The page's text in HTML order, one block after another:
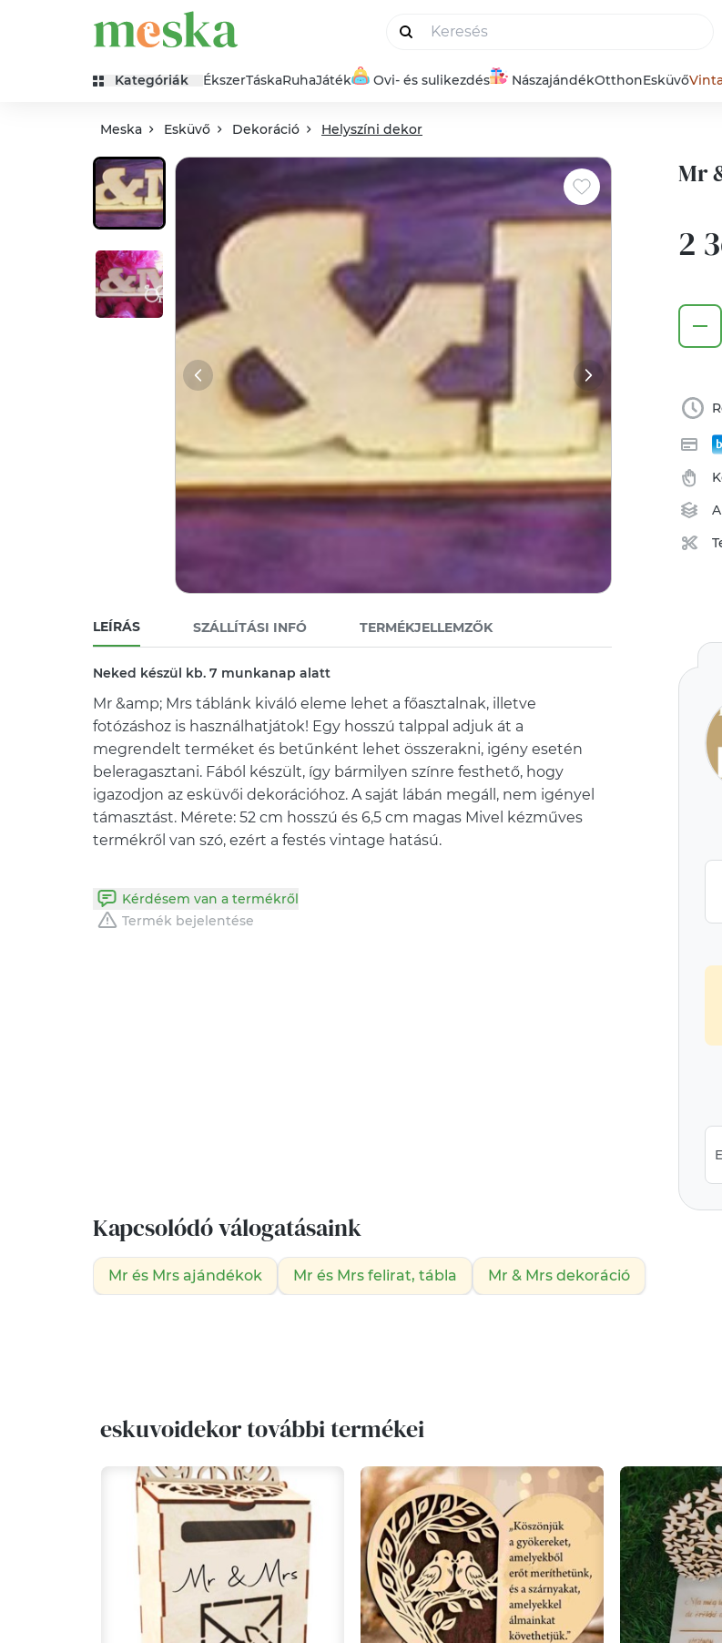
Kategóriák ÉkszerTáskaRuhaJáték Ovi- és sulikezdés NászajándékOtthonEsküvő
Meska Esküvő Dekoráció Helyszíni dekor
LEÍRÁS SZÁLLÍTÁSI INFÓ TERMÉKJELLEMZŐK
Neked készül kb. 7 munkanap alatt
Mr &amp; Mrs táblánk kiváló eleme lehet a főasztalnak, illetve
fotózáshoz is használhatjátok! Egy hosszú talppal adjuk át a
megrendelt terméket és betűnként lehet összerakni, igény esetén
beleragasztani. Fából készült, így bármilyen színre festhető, hogy
igazodjon az esküvői dekorációhoz. A saját lábán megáll, nem igényel
támasztást. Mérete: 52 cm hosszú és 6,5 cm magas Mivel kézműves
termékről van szó, ezért a festés vintage hatású.
Kérdésem van a termékről
Termék bejelentése
Mr
2
Kapcsolódó válogatásaink
Mr és Mrs ajándékok Mr és Mrs felirat, tábla Mr & Mrs dekoráció
eskuvoidekor további termékei